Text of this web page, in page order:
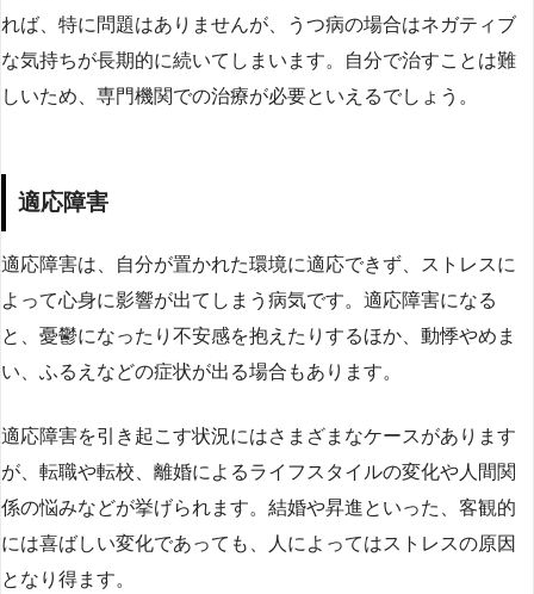
れば、特に問題はありませんが、うつ病の場合はネガティブ
な気持ちが長期的に続いてしまいます。自分で治すことは難
しいため、専門機関での治療が必要といえるでしょう。
適応障害
適応障害は、自分が置かれた環境に適応できず、ストレスに
よって心身に影響が出てしまう病気です。適応障害になる
と、憂鬱になったり不安感を抱えたりするほか、動悸やめま
い、ふるえなどの症状が出る場合もあります。
適応障害を引き起こす状況にはさまざまなケースがあります
が、転職や転校、離婚によるライフスタイルの変化や人間関
係の悩みなどが挙げられます。結婚や昇進といった、客観的
には喜ばしい変化であっても、人によってはストレスの原因
となり得ます。